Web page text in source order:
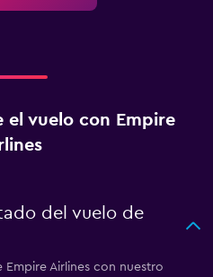
el vuelo con Empire
del vuelo de
Airlines con nuestro